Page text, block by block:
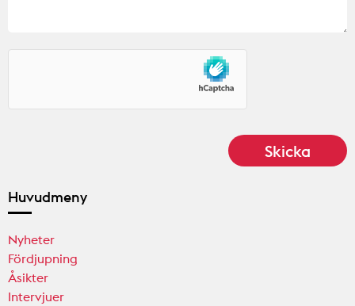
Huvudmeny
Nyheter
Fördjupning
Åsikter
Intervjuer